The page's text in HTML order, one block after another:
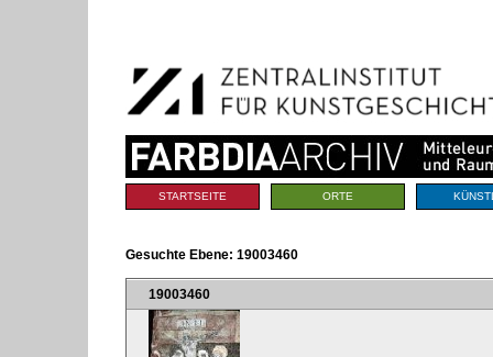
Navigation
Sektionen
STARTSEITE ORTE
Gesuchte Ebene: 19003460
19003460